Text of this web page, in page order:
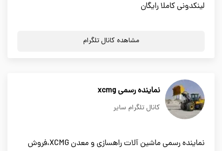
لینکدونی کاملا رایگان
مشاهده کانال تلگرام
نماینده رسمی xcmg
کانال تلگرام سایر
نماینده رسمی ماشین آلات راهسازی و معدن XCMG،فروش